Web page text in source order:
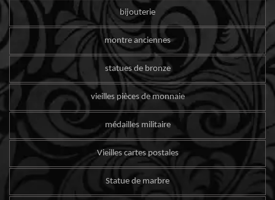
bijouterie
montre anciennes
statues de bronze
vieilles pièces de monnaie
médailles militaire
Vieilles cartes postales
Statue de marbre